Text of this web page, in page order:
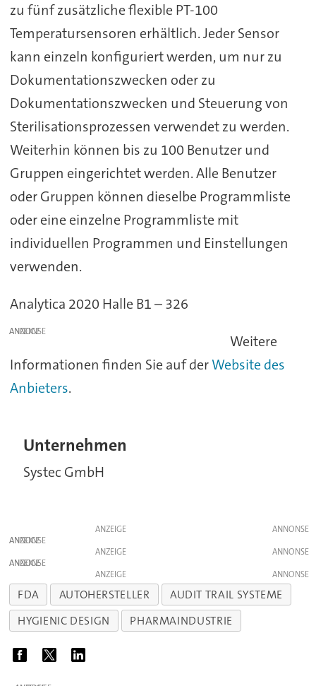
zu fünf zusätzliche flexible PT-100
Temperatursensoren erhältlich. Jeder Sensor
kann einzeln konfiguriert werden, um nur zu
Dokumentationszwecken oder zu
Dokumentationszwecken und Steuerung von
Sterilisationsprozessen verwendet zu werden.
Weiterhin können bis zu 100 Benutzer und
Gruppen eingerichtet werden. Alle Benutzer
oder Gruppen können dieselbe Programmliste
oder eine einzelne Programmliste mit
individuellen Programmen und Einstellungen
verwenden.
Analytica 2020 Halle B1 – 326
ANZEIGE
Weitere
Informationen finden Sie auf derWebsite des
Anbieters.
Unternehmen
Systec GmbH
ANZEIGE
ANZEIGE
ANZEIGE
ANZEIGE
ANZEIGE
FDA AUTOHERSTELLER
AUDIT TRAIL SYSTEME
HYGIENIC DESIGN
PHARMAINDUSTRIE